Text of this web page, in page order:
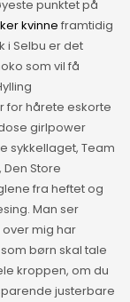
punktet på
kvinne framtidig
i Selbu er det
som vil få
for hårete eskorte
girlpower
sykkellaget, Team
Store
fra heftet og
Man ser
mig har
børn skal tale
kroppen, om du
justerbare